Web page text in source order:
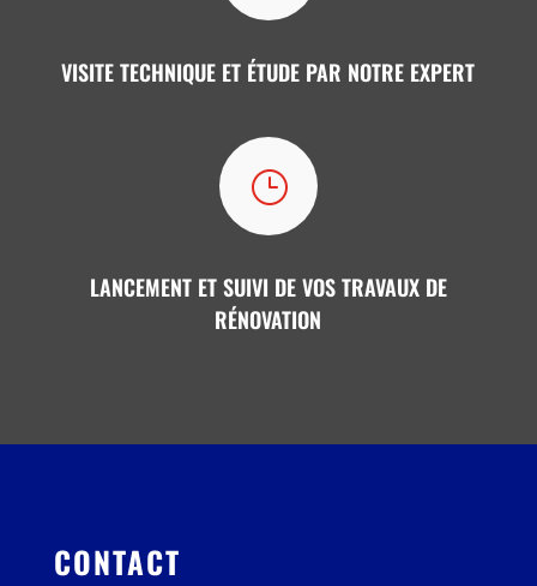
VISITE TECHNIQUE ET ÉTUDE PAR NOTRE EXPERT
}
LANCEMENT ET SUIVI DE VOS TRAVAUX DE
RÉNOVATION
CONTACT